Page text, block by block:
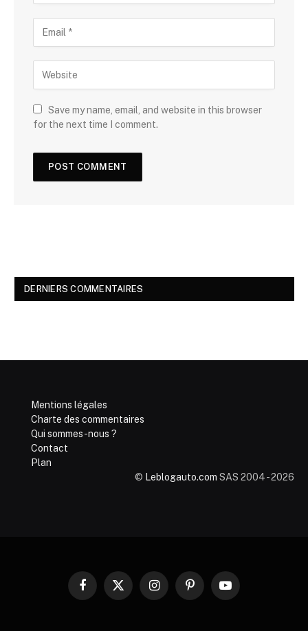
Save my name, email, and website in this browser
for the next time I comment.
DERNIERS COMMENTAIRES
Mentions légales
Charte des commentaires
Qui sommes-nous ?
Contact
Plan
© Leblogauto.com SAS 2004 - 2026
Facebook
X
InstagramPinterestYouTube